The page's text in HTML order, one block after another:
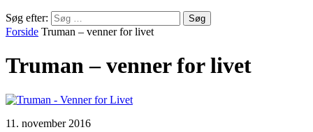
Søg efter:
Forside Truman – venner for livet
Truman – venner for livet
11. november 2016